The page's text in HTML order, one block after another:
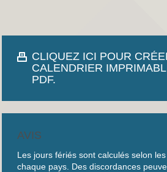
CLIQUEZ ICI POUR
CALENDRIER
PDF.
AVIS
Les jours fériés sont calculés selon
chaque pays. Des discordances